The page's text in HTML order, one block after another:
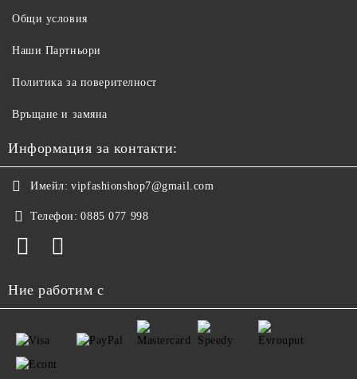
Общи условия
Наши Партньори
Политика за поверителност
Връщане и замяна
Информация за контакти:
Имейл: vipfashionshop7@gmail.com
Телефон: 0885 077 998
Ние работим с